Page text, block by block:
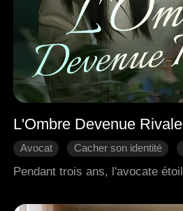
L'Ombre Devenue Rivale
Avocat Cacher son identité
Romance moderne